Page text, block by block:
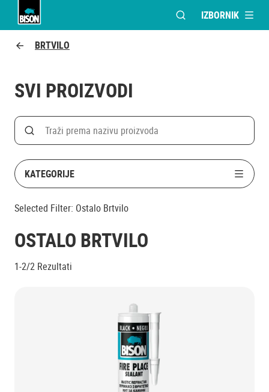
OTVORI MODALNI
IZBORNIK
BRTVILO
SVI PROIZVODI
Search
Traži po nazivu proizvoda
KATEGORIJE
Selected Filter: Ostalo Brtvilo
OSTALO BRTVILO
1-2/2 Rezultati